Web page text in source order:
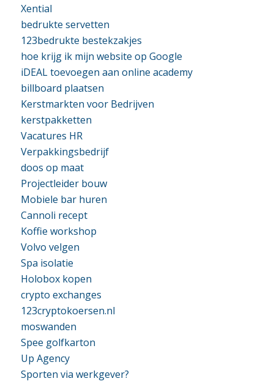
Xential
bedrukte servetten
123bedrukte bestekzakjes
hoe krijg ik mijn website op Google
iDEAL toevoegen aan online academy
billboard plaatsen
Kerstmarkten voor Bedrijven
kerstpakketten
Vacatures HR
Verpakkingsbedrijf
doos op maat
Projectleider bouw
Mobiele bar huren
Cannoli recept
Koffie workshop
Volvo velgen
Spa isolatie
Holobox kopen
crypto exchanges
123cryptokoersen.nl
moswanden
Spee golfkarton
Up Agency
Sporten via werkgever?